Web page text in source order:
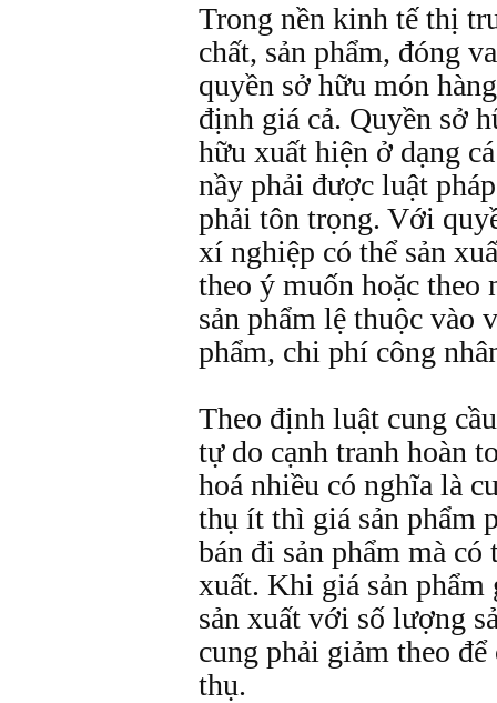
Trong nền kinh tế thị
chất, sản phẩm, đóng
quyền sở hữu món
định giá cả. Quyền sở
hữu xuất hiện ở dạng
nầy phải được luật
phải tôn trọng. Với
xí nghiệp có thể sản
theo ý muốn hoặc
sản phẩm lệ thuộc vào
phẩm, chi phí công
Theo định luật cung
tự do cạnh tranh hoàn
hoá nhiều có nghĩa là
thụ ít thì giá sản phẩm
bán đi sản phẩm mà
xuất. Khi giá sản
sản xuất với số lượng
cung phải giảm theo
thụ.